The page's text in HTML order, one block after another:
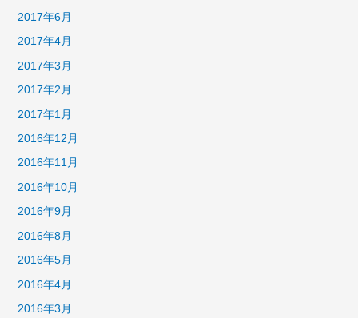
2017年6月
2017年4月
2017年3月
2017年2月
2017年1月
2016年12月
2016年11月
2016年10月
2016年9月
2016年8月
2016年5月
2016年4月
2016年3月